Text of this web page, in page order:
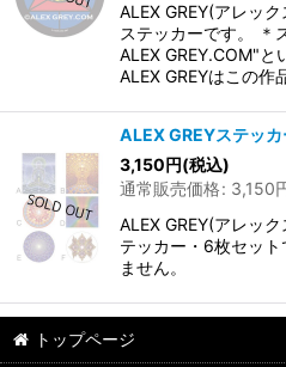
ALEX GREY(アレッ
ステッカーです。 ＊
ALEX GREY.COM"と
ALEX GREYはこの作
ALEX GREYステッ
3,150円(税込)
通常販売価格: 3,150
ALEX GREY(アレッ
テッカー・6枚セッ
ません。
トップページ